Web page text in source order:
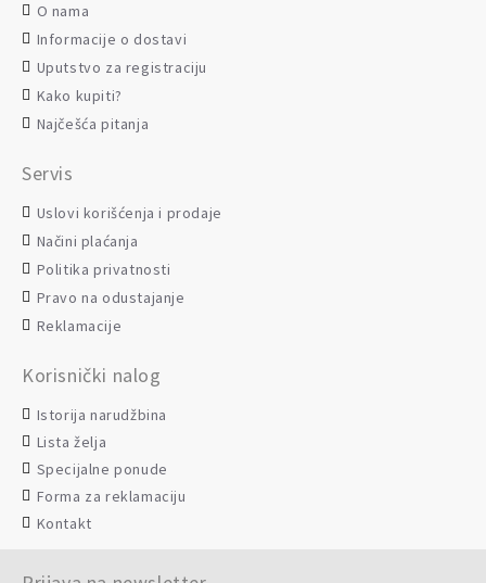
O nama
Informacije o dostavi
Uputstvo za registraciju
Kako kupiti?
Najčešća pitanja
Servis
Uslovi korišćenja i prodaje
Načini plaćanja
Politika privatnosti
Pravo na odustajanje
Reklamacije
Korisnički nalog
Istorija narudžbina
Lista želja
Specijalne ponude
Forma za reklamaciju
Kontakt